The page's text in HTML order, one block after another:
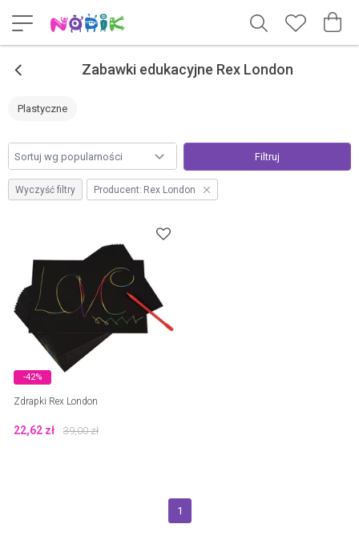
< Zabawki edukacyjne Rex London
Plastyczne
Filtruj
Wyczyść filtry Producent: Rex London
-42%
Zdrapki Rex London
22,62 zł 39,00zł
1